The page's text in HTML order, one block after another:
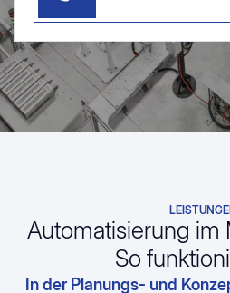
Automatisierung im
So
In der Planungs- und